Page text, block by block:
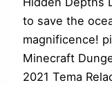
to save the
magnificence!
Minecraft
2021 Tema